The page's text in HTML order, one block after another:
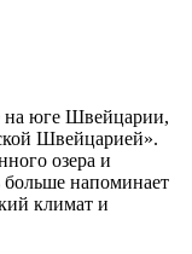
юге Швейцарии,
Швейцарией».
озера и
больше напоминает
климат и